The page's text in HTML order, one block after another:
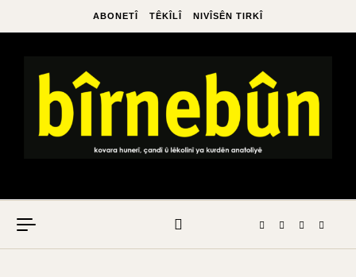
ABONETÎ TÊKÎLÎ NIVÎSÊN TIRKÎ